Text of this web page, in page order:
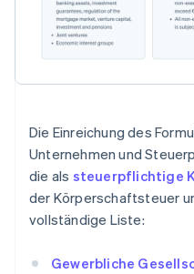
Die Einreichung des
Unternehmen und
die als steuerpflichtige
der Körperschaftsteuer
vollständige Liste:
Gewerbliche